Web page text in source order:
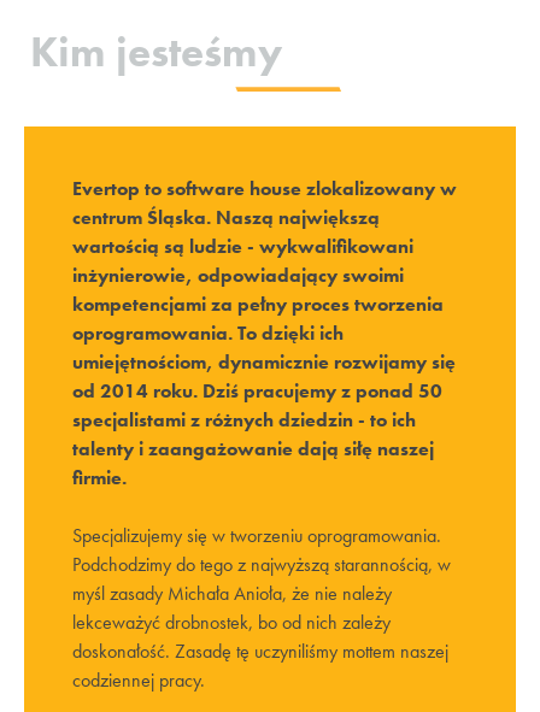
Kim jesteśmy
Evertop to software house zlokalizowany w
centrum Śląska. Naszą największą
wartością są ludzie - wykwalifikowani
inżynierowie, odpowiadający swoimi
kompetencjami za pełny proces tworzenia
oprogramowania. To dzięki ich
umiejętnościom, dynamicznie rozwijamy się
od 2014 roku. Dziś pracujemy z ponad 50
specjalistami z różnych dziedzin - to ich
talenty i zaangażowanie dają siłę naszej
firmie.
Specjalizujemy się w tworzeniu oprogramowania.
Podchodzimy do tego z najwyższą starannością, w
myśl zasady Michała Anioła, że nie należy
lekceważyć drobnostek, bo od nich zależy
doskonałość. Zasadę tę uczyniliśmy mottem naszej
codziennej pracy.